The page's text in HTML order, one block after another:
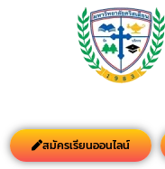
สมัครเรียนออนไลน์